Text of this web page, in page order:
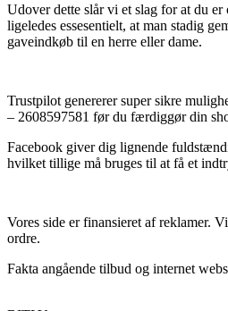
Udover dette slår vi et slag for at du
ligeledes essesentielt, at man stadig
gaveindkøb til en herre eller dame.
Trustpilot genererer super sikre
– 2608597581 før du færdiggør din
Facebook giver dig lignende
hvilket tillige må bruges til at få et
Vores side er finansieret af reklamer.
ordre.
Fakta angående tilbud og internet